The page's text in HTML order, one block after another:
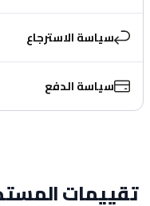
سياسة الاسترجاع
سياسة الدفع
تقييمات